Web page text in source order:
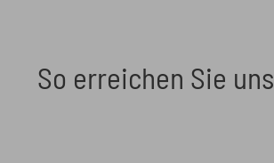
So erreichen Sie uns